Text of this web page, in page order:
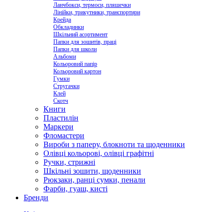
Ланчбокси, термоси, пляшечки
Лінійки, трикутники, транспортири
Крейда
Обкладинки
Шкільний асортимент
Папки для зошитів, праці
Папки для школи
Альбоми
Кольоровий папір
Кольоровий картон
Гумки
Стругачки
Клей
Скотч
Книги
Пластилін
Маркери
Фломастери
Вироби з паперу, блокноти та щоденники
Олівці кольорові, олівці графітні
Ручки, стрижні
Шкільні зошити, щоденники
Рюкзаки, ранці сумки, пенали
Фарби, гуаш, кисті
Бренди